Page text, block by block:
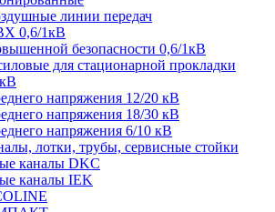
линии передач
0,6/1кВ
безопасности 0,6/1кВ
для стационарной прокладки
напряжения 12/20 кВ
напряжения 18/30 кВ
напряжения 6/10 кВ
лотки, трубы, сервисные стойки
каналы DKC
каналы IEK